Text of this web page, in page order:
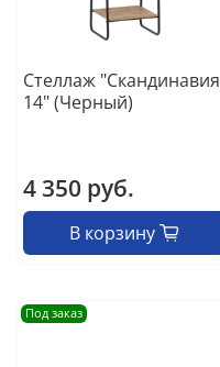
Стеллаж "Скандинавия
14" (Черный)
4 350 руб.
В корзину
Под заказ